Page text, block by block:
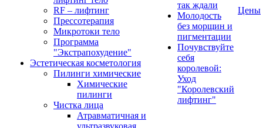
RF – лифтинг
Прессотерапия
Микротоки тело
Программа
"Экстрапохудение"
Эстетическая косметология
Пилинги химические
Химические
пилинги
Чистка лица
Атравматичная и
ультразвуковая
так ждали
Молодость
без морщин и
пигментации
Почувствуйте
себя
королевой:
Уход
"Королевский
лифтинг"
Цены